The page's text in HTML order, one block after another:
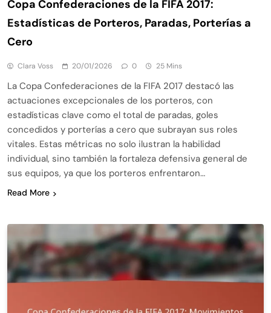
Copa Confederaciones de la FIFA 2017:
Estadísticas de Porteros, Paradas, Porterías a
Cero
Clara Voss 20/01/2026 0 25 Mins
La Copa Confederaciones de la FIFA 2017 destacó las
actuaciones excepcionales de los porteros, con
estadísticas clave como el total de paradas, goles
concedidos y porterías a cero que subrayan sus roles
vitales. Estas métricas no solo ilustran la habilidad
individual, sino también la fortaleza defensiva general de
sus equipos, ya que los porteros enfrentaron…
Read More